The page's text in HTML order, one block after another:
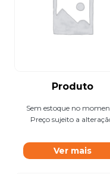
Produto
Sem estoque no
Preço sujeito a
Ver mais